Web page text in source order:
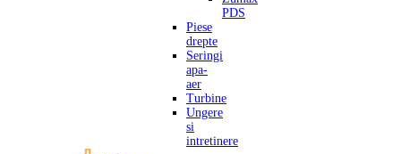
PDS
Piese
drepte
Seringi
apa-
aer
Turbine
Ungere
si
intretinere